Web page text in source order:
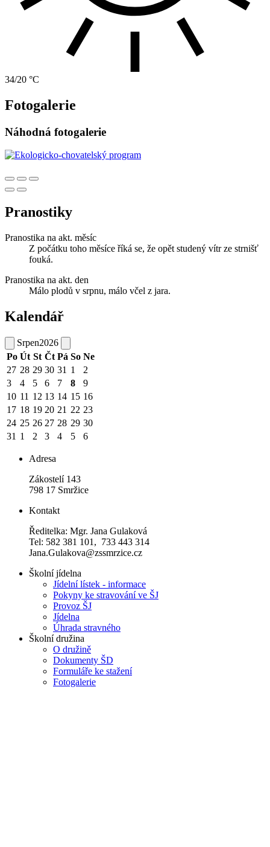
34/20 °C
Fotogalerie
Náhodná fotogalerie
Pranostiky
Pranostika na akt. měsíc
Z počátku toho měsíce říká se, že opět studený vítr ze strnišť
fouká.
Pranostika na akt. den
Málo plodů v srpnu, málo včel z jara.
Kalendář
Srpen2026
Po Út St Čt Pá So Ne
27 28 29 30 31 1
2
3
4 5 6 7 8
9
10 11 12 13 14 15 16
17 18 19 20 21 22 23
24 25 26 27 28 29 30
31 1 2 3 4 5 6
Adresa
Zákostelí 143
798 17 Smržice
Kontakt
Ředitelka: Mgr. Jana Gulaková
Tel: 582 381 101, 733 443 314
Jana.Gulakova@zssmrzice.cz
Školní jídelna
Jídelní lístek - informace
Pokyny ke stravování ve ŠJ
Provoz ŠJ
Jídelna
Úhrada stravného
Školní družina
O družině
Dokumenty ŠD
Formuláře ke stažení
Fotogalerie